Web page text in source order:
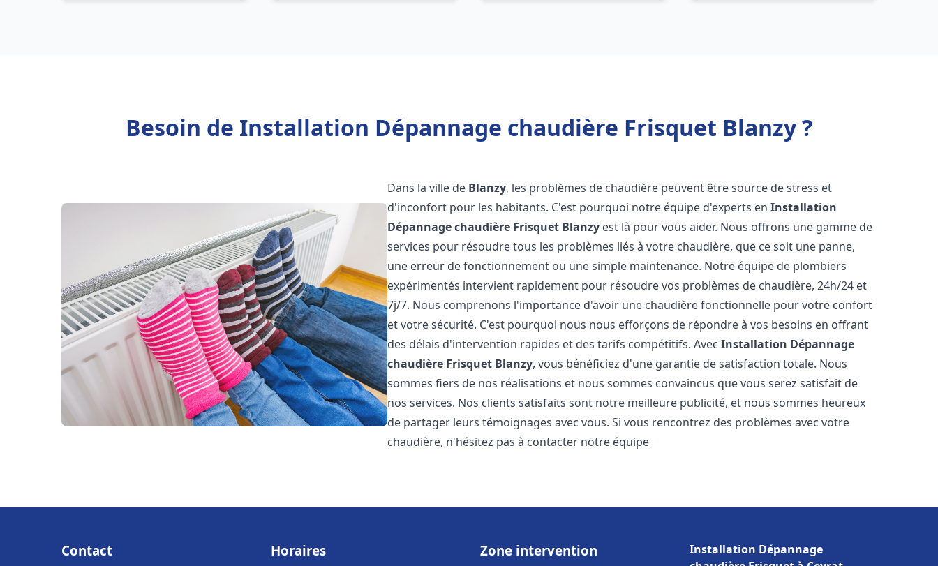
Besoin de Installation Dépannage chaudière Frisquet Blanzy ?
Dans la ville de Blanzy, les problèmes de chaudière peuvent être source de stress et
d'inconfort pour les habitants. C'est pourquoi notre équipe d'experts enInstallation
Dépannage chaudière Frisquet Blanzy est là pour vous aider. Nous offrons une gamme de
services pour résoudre tous les problèmes liés à votre chaudière, que ce soit une panne,
une erreur de fonctionnement ou une simple maintenance. Notre équipe de plombiers
expérimentés intervient rapidement pour résoudre vos problèmes de chaudière, 24h/24 et
7j/7. Nous comprenons l'importance d'avoir une chaudière fonctionnelle pour votre confort
et votre sécurité. C'est pourquoi nous nous efforçons de répondre à vos besoins en offrant
des délais d'intervention rapides et des tarifs compétitifs. AvecInstallation Dépannage
chaudière Frisquet Blanzy, vous bénéficiez d'une garantie de satisfaction totale. Nous
sommes fiers de nos réalisations et nous sommes convaincus que vous serez satisfait de
nos services. Nos clients satisfaits sont notre meilleure publicité, et nous sommes heureux
de partager leurs témoignages avec vous. Si vous rencontrez des problèmes avec votre
chaudière, n'hésitez pas à contacter notre équipe
Contact Horaires Zone intervention
Installation Dépannage